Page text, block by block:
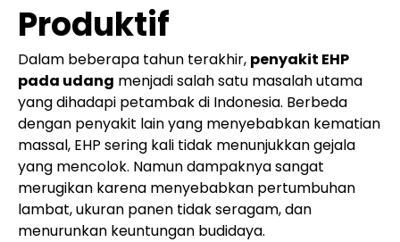
Produktif
Dalam beberapa tahun terakhir, penyakit EHP
pada udang menjadi salah satu masalah utama
yang dihadapi petambak di Indonesia. Berbeda
dengan penyakit lain yang menyebabkan kematian
massal, EHP sering kali tidak menunjukkan gejala
yang mencolok. Namun dampaknya sangat
merugikan karena menyebabkan pertumbuhan
lambat, ukuran panen tidak seragam, dan
menurunkan keuntungan budidaya.